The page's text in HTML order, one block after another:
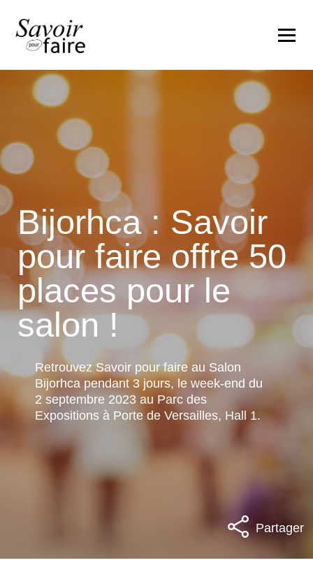
Bijorhca : Savoir
pour faire offre 50
places pour le
salon !
Retrouvez Savoir pour faire au Salon
Bijorhca pendant 3 jours, le week-end du
2 septembre 2023 au Parc des
Expositions à Porte de Versailles, Hall 1.
Partager